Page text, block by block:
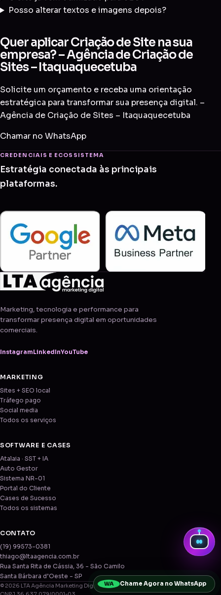
Posso alterar textos e imagens depois?
Quer aplicar Criação de Site na sua
empresa? – Agência de Criação de
Sites – Itaquaquecetuba
Solicite um orçamento e receba uma orientação
estratégica para transformar sua presença digital. –
Agência de Criação de Sites – Itaquaquecetuba
Chamar no WhatsApp
CREDENCIAIS E ECOSSISTEMA
Estratégia conectada às principais
plataformas.
Marketing, tecnologia e performance para
transformar presença digital em oportunidades
comerciais.
Instagram LinkedInYouTube
MARKETING
Sites + SEO local
Tráfego pago
Social media
Todos os serviços
SOFTWARE E CASES
Atalaia · SST + IA
Auto Gestor
Sistema NR-01
Portal do Cliente
Cases de Sucesso
Todos os sistemas
CONTATO
(19) 99573-0381
thiago@ltaagencia.com.br
Rua Santa Rita de Cássia, 36 - São Camilo
Santa Bárbara d’Oeste - SP
© 2026 LTA Agência Marketing Digital LTDA
WA Chame Agora no WhatsApp